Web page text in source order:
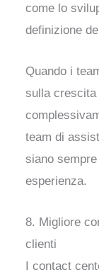
come lo
definizione
Quando i
sulla crescita
team di
siano
esperienza.
8. Migliore
clienti
I contact